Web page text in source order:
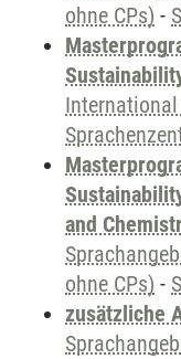
ohne CPs) -
International
and
ohne CPs) -
zusätzliche